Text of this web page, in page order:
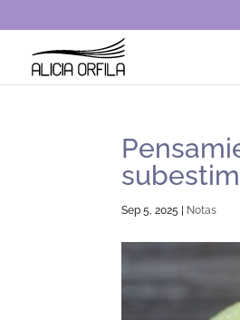
Sep 5, 2025 Notas